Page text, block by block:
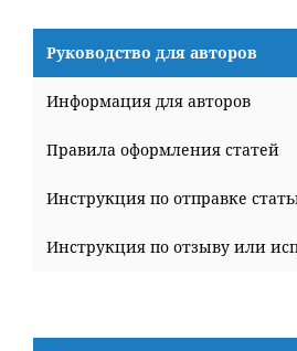
Руководство для авторов
Информация для авторов
Правила оформления статей
Инструкция по отправке
Инструкция по отзыву или